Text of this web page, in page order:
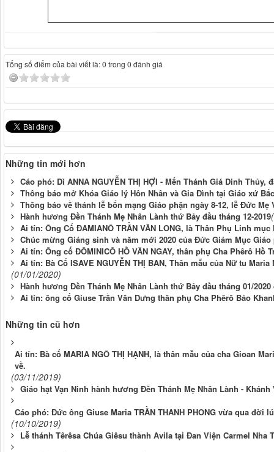
Tổng số điểm của bài viết là: 0 trong 0 đánh giá
Những tin mới hơn
Cáo phó: Dì ANNA NGUYỄN THỊ HỢI - Mến Thánh Giá Dinh Thủy,
Thông báo mở Khóa Giáo lý Hôn Nhân và Gia Đình tại Giáo xứ
Thông báo về thánh lễ bổn mạng Giáo phận ngày 8-12, lễ Đức Mẹ
Hành hương Đền Thánh Mẹ Nhân Lành thứ Bảy đầu tháng 12-2019
Ai tín: Ông Cố ĐAMIANÔ TRẦN VĂN LONG, là Thân Phụ Linh
Chúc mừng Giáng sinh và năm mới 2020 của Đức Giám Mục Giáo
Ai tín: Ông cố ĐÔMINICÔ HỒ VĂN NGAY, thân phụ Cha Phêrô Hồ
Ai tín: Bà Cố ISAVE NGUYỄN THỊ BAN, Thân mẫu của Nữ tu
(01/01/2020)
Hành hương Đền Thánh Mẹ Nhân Lành thứ Bảy đầu tháng 01/
Ai tín: ông cố Giuse Trần Văn Dưng thân phụ Cha Phêrô Bảo
Những tin cũ hơn
Ai tín: Bà cố MARIA NGÔ THỊ HẠNH, là thân mẫu của cha Gioan
về.
(03/11/2019)
Giáo hạt Vạn Ninh hành hương Đền Thánh Mẹ Nhân Lành - Khánh
Cáo phó: Đức ông Giuse Maria TRẦN THANH PHONG vừa qua đời
(10/10/2019)
Lễ thánh Têrêsa Chúa Giêsu thành Avila tại Đan Viện Carmel Nha